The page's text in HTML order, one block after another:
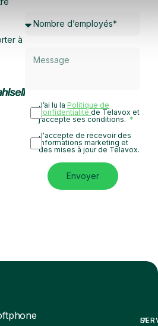
à
J’ai lu la Politique de
confidentialitéde Telavox et
j’accepte ses conditions.
J'accepte de recevoir des
informations marketing et
des mises à jour de Telavox.
Envoyer
IA